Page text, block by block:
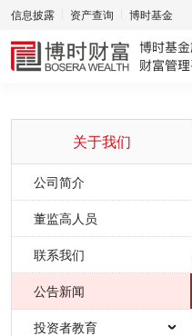
信息披露 资产查询 博时基金
关于我们
公司简介
董监高人员
联系我们
公告新闻
投资者教育